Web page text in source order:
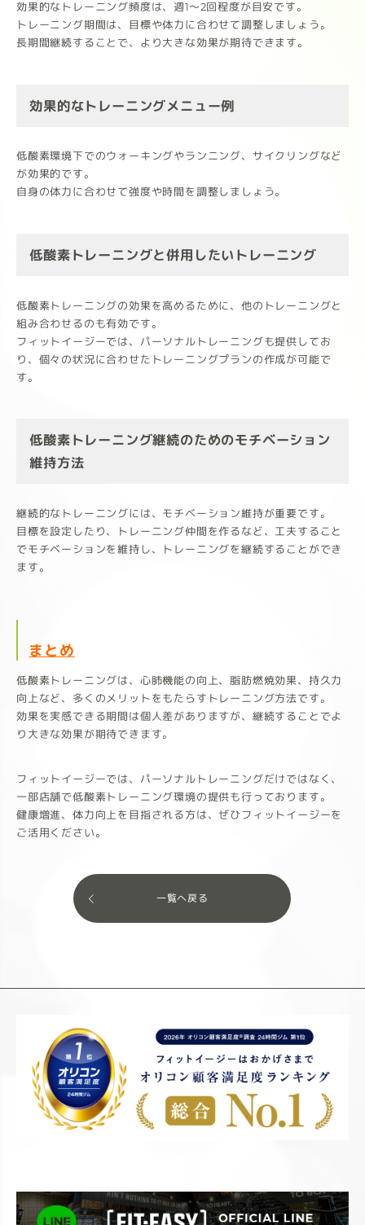
効果的なトレーニング頻度は、週1～2回程度が目安です。
トレーニング期間は、目標や体力に合わせて調整しましょう。
長期間継続することで、より大きな効果が期待できます。
効果的なトレーニングメニュー例
低酸素環境下でのウォーキングやランニング、サイクリングなど
が効果的です。
自身の体力に合わせて強度や時間を調整しましょう。
低酸素トレーニングと併用したいトレーニング
低酸素トレーニングの効果を高めるために、他のトレーニングと
組み合わせるのも有効です。
フィットイージーでは、パーソナルトレーニングも提供してお
り、個々の状況に合わせたトレーニングプランの作成が可能で
す。
低酸素トレーニング継続のためのモチベーション
維持方法
継続的なトレーニングには、モチベーション維持が重要です。
目標を設定したり、トレーニング仲間を作るなど、工夫すること
でモチベーションを維持し、トレーニングを継続することができ
ます。
まとめ
低酸素トレーニングは、心肺機能の向上、脂肪燃焼効果、持久力
向上など、多くのメリットをもたらすトレーニング方法です。
効果を実感できる期間は個人差がありますが、継続することでよ
り大きな効果が期待できます。
フィットイージーでは、パーソナルトレーニングだけではなく、
一部店舗で低酸素トレーニング環境の提供も行っております。
健康増進、体力向上を目指される方は、ぜひフィットイージーを
ご活用ください。
一覧へ戻る